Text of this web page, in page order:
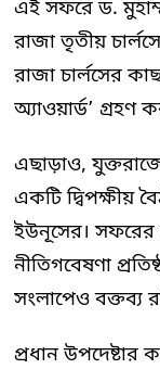
এই সফরে ড.
রাজা তৃতীয়
রাজা চার্লসের
অ্যাওয়ার্ড’ গ্রহণ
এছাড়াও,
একটি দ্বিপক্ষীয়
ইউনূসের। সফরের
নীতিগবেষণা
সংলাপেও বক্তব্য
প্রধান উপদেষ্টার